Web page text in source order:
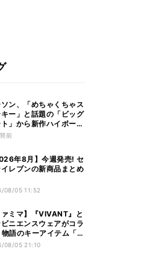
ソン、「めちゃくちゃス
キー」と話題の「ビッグ
ト」から新作ハイボール
ニボトル発売
前
年8月】今週発売! セ
イレブンの新商品まとめ
08/05 11:52
ァミマ】『VIVANT』と
ビニエンスウェアがコラ
語のキーアイテム「別
頭」も発売
08/05 21:10